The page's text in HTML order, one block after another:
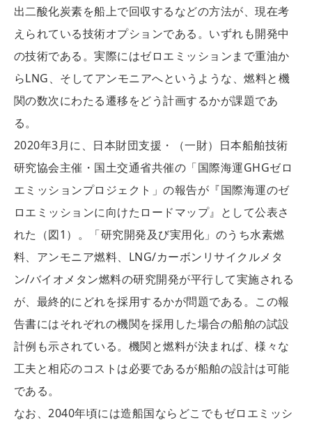
出二酸化炭素を船上で回収するなどの方法が、現在考
えられている技術オプションである。いずれも開発中
の技術である。実際にはゼロエミッションまで重油か
らLNG、そしてアンモニアへというような、燃料と機
関の数次にわたる遷移をどう計画するかが課題であ
る。
2020年3月に、日本財団支援・（一財）日本船舶技術
研究協会主催・国土交通省共催の「国際海運GHGゼロ
エミッションプロジェクト」の報告が『国際海運のゼ
ロエミッションに向けたロードマップ』として公表さ
れた（図1）。「研究開発及び実用化」のうち水素燃
料、アンモニア燃料、LNG/カーボンリサイクルメタ
ン/バイオメタン燃料の研究開発が平行して実施される
が、最終的にどれを採用するかが問題である。この報
告書にはそれぞれの機関を採用した場合の船舶の試設
計例も示されている。機関と燃料が決まれば、様々な
工夫と相応のコストは必要であるが船舶の設計は可能
である。
なお、2040年頃には造船国ならどこでもゼロエミッシ